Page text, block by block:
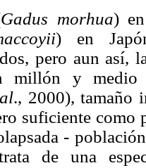
Gadus morhua)
) en
pero aun así,
millón y medio
., 2000), tamaño
suficiente como
-
de una